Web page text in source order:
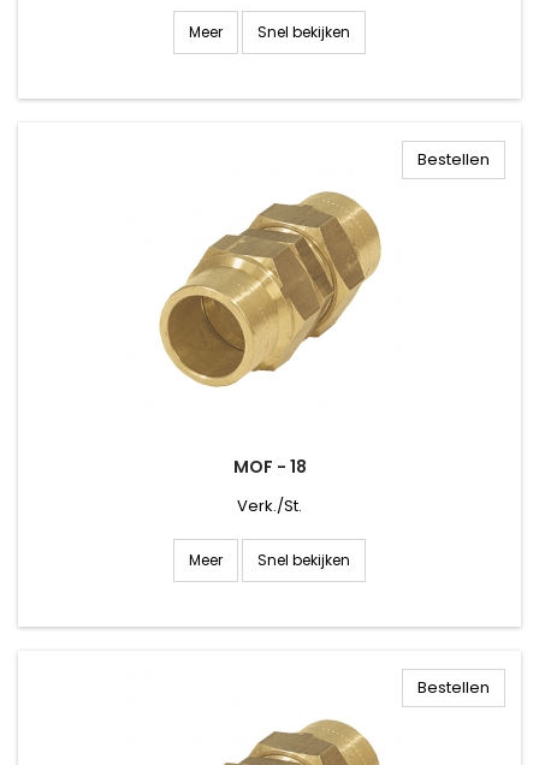
Meer Snel bekijken
MOF - 18
Verk./St.
Meer Snel bekijken
Bestellen
Bestellen